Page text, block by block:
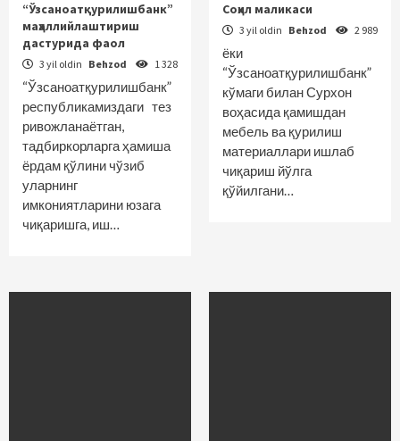
“Ўзсаноатқурилишбанк”
маҳаллийлаштириш
дастурида фаол
3 yil oldin Behzod 1 328
“Ўзсаноатқурилишбанк”
респуб­ликамиздаги тез
ривожланаётган,
тадбиркорларга ҳамиша
ёрдам қўлини чўзиб
уларнинг
имкониятларини юзага
чиқаришга, иш…
Соҳил маликаси
3 yil oldin Behzod 2 989
ёки
“Ўзсаноатқурилишбанк”
кўмаги билан Сурхон
воҳасида қамишдан
мебель ва қурилиш
материаллари ишлаб
чиқариш йўлга
қўйилгани…